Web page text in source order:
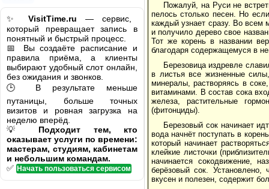
✨ VisitTime.ru — сервис,
который превращает запись в
понятный и быстрый процесс.
📅 Вы создаёте расписание и
правила приёма, а клиенты
выбирают удобный слот онлайн,
без ожидания и звонков.
🕒 В результате меньше
путаницы, больше точных
визитов и ровная загрузка на
неделю вперёд.
💡 Подходит тем, кто
оказывает услуги по времени:
мастерам, студиям, кабинетам
и небольшим командам.
✅ Начать пользоваться сервисом
Пожалуй, на Руси не
пелось столько песен. Но
каждый узнает сразу. Во всем
и получило дерево свое
Тот же корень в названии
благодаря содержащемуся в
Березовица издревле
в листья все жизненные
минералы, растворяясь в
витаминами. В состав сока
железа, растительные
(фитонциды).
Березовый сок начинает
вода начнёт поступать в
который начинает
клейкие листочки
начинается сокодвижение,
берёзовый сок.
вкусен и полезен, содержит